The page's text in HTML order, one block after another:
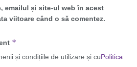
emailul și site-ul web în acest
viitoare când o să comentez.
*
și condițiile de utilizare și cuPolitica